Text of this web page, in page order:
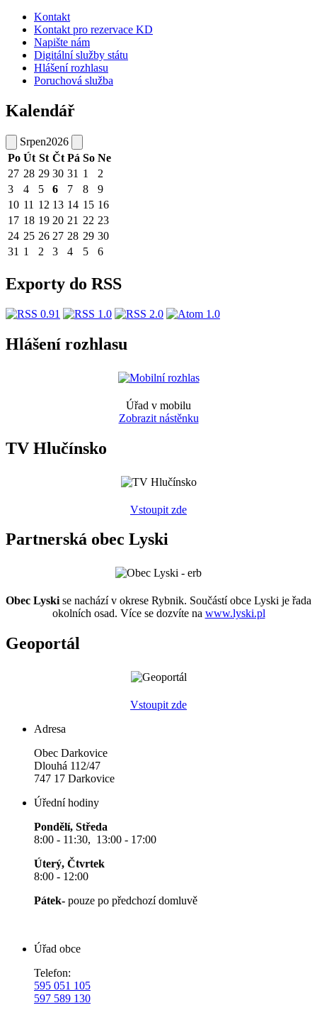
Kontakt
Kontakt pro rezervace KD
Napište nám
Digitální služby státu
Hlášení rozhlasu
Poruchová služba
Kalendář
Srpen2026
Po Út St Čt Pá So Ne
27 28 29 30 31 1
2
3
4 5 6 7 8
9
10 11 12 13 14 15 16
17 18 19 20 21 22 23
24 25 26 27 28 29 30
31 1 2 3 4 5 6
Exporty do RSS
Hlášení rozhlasu
Úřad v mobilu
Zobrazit nástěnku
TV Hlučínsko
Vstoupit zde
Partnerská obec Lyski
Obec Lyski se nachází v okrese Rybnik. Součástí obce Lyski je řada
okolních osad. Více se dozvíte na www.lyski.pl
Geoportál
Vstoupit zde
Adresa
Obec Darkovice
Dlouhá 112/47
747 17 Darkovice
Úřední hodiny
Pondělí, Středa
8:00 - 11:30, 13:00 - 17:00
Úterý, Čtvrtek
8:00 - 12:00
Pátek- pouze po předchozí domluvě
Úřad obce
Telefon:
595 051 105
597 589 130